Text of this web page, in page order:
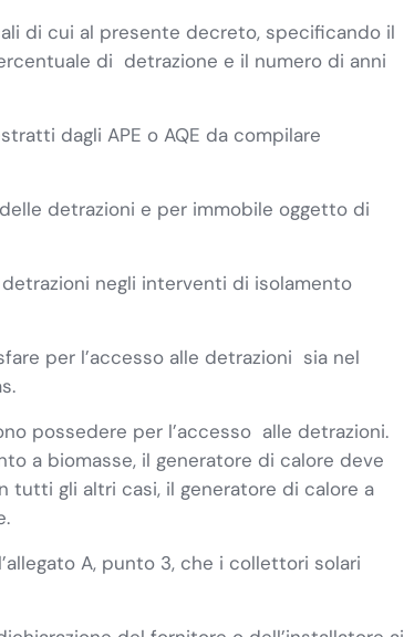
di cui al presente decreto, specificando il
di detrazione e il numero di anni
dagli APE o AQE da compilare
detrazioni e per immobile oggetto di
negli interventi di isolamento
per l’accesso alle detrazioni sia nel
possedere per l’accesso alle detrazioni.
a biomasse, il generatore di calore deve
gli altri casi, il generatore di calore a
A, punto 3, che i collettori solari